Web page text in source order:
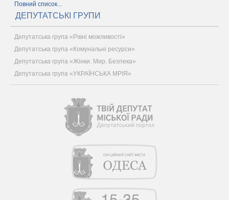
Повний список...
ДЕПУТАТСЬКІ ГРУПИ
Депутатська група «Рівні можливості»
Депутатська група «Комунальні ресурси»
Депутатська група «Жінки. Мир. Безпека»
Депутатська група «УКРАЇНСЬКА МРІЯ»